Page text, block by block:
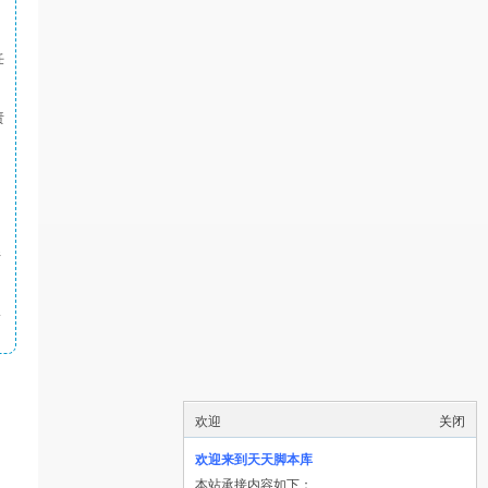
关闭
欢迎
欢迎来到天天脚本库
本站承接内容如下：